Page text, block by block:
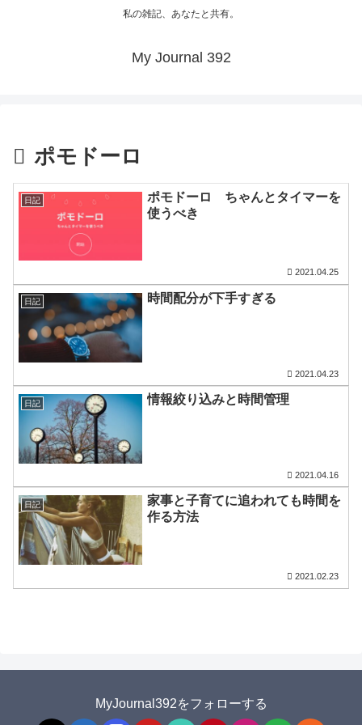
私の雑記、あなたと共有。
My Journal 392
ポモドーロ
日記
ポモドーロ ちゃんとタイマーを
使うべき
2021.04.25
日記 時間配分が下手すぎる
2021.04.23
日記 情報絞り込みと時間管理
2021.04.16
日記
家事と子育てに追われても時間を
作る方法
2021.02.23
MyJournal392をフォローする